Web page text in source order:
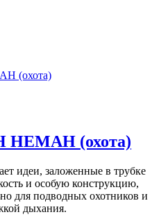
НЕМАН (охота)
идеи, заложенные в трубке
и особую конструкцию,
для подводных охотников и
дыхания.